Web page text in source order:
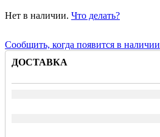
Нет в наличии. Что делать?
Сообщить, когда появится в наличии
ДОСТАВКА